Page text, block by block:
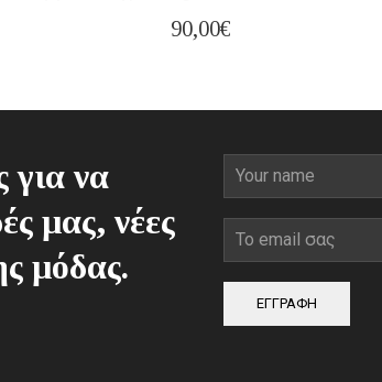
90,00€
για να
μας, νέες
μόδας.
ΕΓΓΡΑΦΗ